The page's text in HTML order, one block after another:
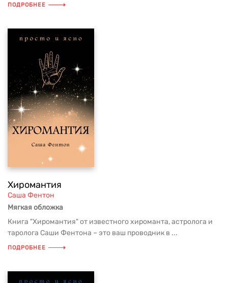
ПОДРОБНЕЕ
Хиромантия
Саша Фентон
Мягкая обложка
Книга "Хиромантия" от известного хироманта, астролога и
таролога Саши Фентона – это ваш проводник в ...
ПОДРОБНЕЕ